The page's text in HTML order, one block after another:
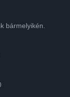
bármelyikén.